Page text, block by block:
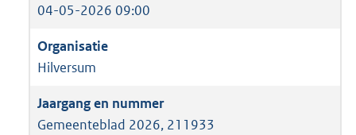
04-05-2026 09:00
Hilversum
Gemeenteblad 2026, 211933